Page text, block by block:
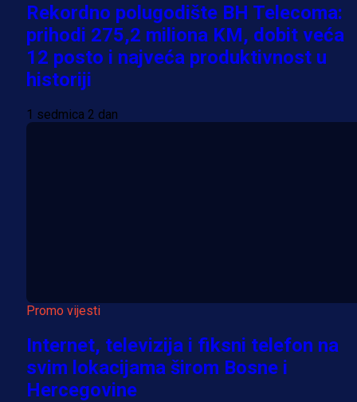
Rekordno polugodište BH Telecoma:
prihodi 275,2 miliona KM, dobit veća
12 posto i najveća produktivnost u
historiji
1 sedmica 2 dan
Promo vijesti
Internet, televizija i fiksni telefon na
svim lokacijama širom Bosne i
Hercegovine